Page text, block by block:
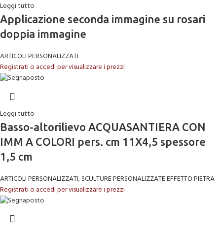
Leggi tutto
Applicazione seconda immagine su rosari
doppia immagine
ARTICOLI PERSONALIZZATI
Registrati o accedi per visualizzare i prezzi
Leggi tutto
Basso-altorilievo ACQUASANTIERA CON
IMM A COLORI pers. cm 11X4,5 spessore
1,5 cm
ARTICOLI PERSONALIZZATI,SCULTURE PERSONALIZZATE EFFETTO PIETRA
Registrati o accedi per visualizzare i prezzi